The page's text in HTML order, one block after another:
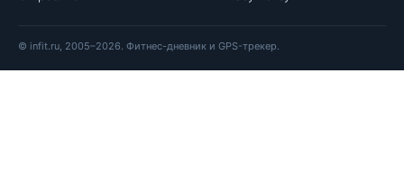
© infit.ru, 2005–2026. Фитнес-дневник и GPS-трекер.